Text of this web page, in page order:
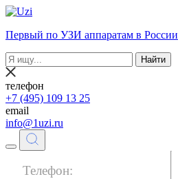
Первый по УЗИ аппаратам в России
Найти
телефон
+7 (495) 109 13 25
email
info@1uzi.ru
Телефон: